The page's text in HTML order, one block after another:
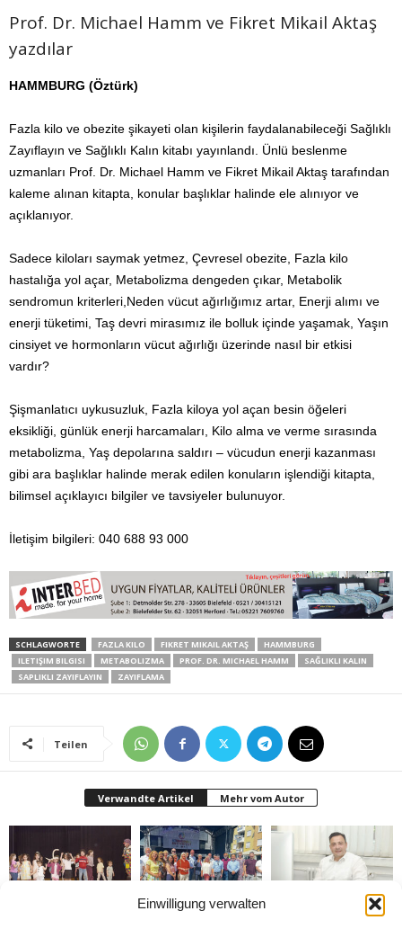
Einwilligung verwalten
Prof. Dr. Michael Hamm ve Fikret Mikail Aktaş
yazdılar
HAMMBURG (Öztürk)
Fazla kilo ve obezite şikayeti olan kişilerin faydalanabileceği Sağlıklı
Zayıflayın ve Sağlıklı Kalın kitabı yayınlandı. Ünlü beslenme
uzmanları Prof. Dr. Michael Hamm ve Fikret Mikail Aktaş tarafından
kaleme alınan kitapta, konular başlıklar halinde ele alınıyor ve
açıklanıyor.
Sadece kiloları saymak yetmez, Çevresel obezite, Fazla kilo
hastalığa yol açar, Metabolizma dengeden çıkar, Metabolik
sendromun kriterleri,Neden vücut ağırlığımız artar, Enerji alımı ve
enerji tüketimi, Taş devri mirasımız ile bolluk içinde yaşamak, Yaşın
cinsiyet ve hormonların vücut ağırlığı üzerinde nasıl bir etkisi
vardır?
Şişmanlatıcı uykusuzluk, Fazla kiloya yol açan besin öğeleri
eksikliği, günlük enerji harcamaları, Kilo alma ve verme sırasında
metabolizma, Yaş depolarına saldırı – vücudun enerji kazanması
gibi ara başlıklar halinde merak edilen konuların işlendiği kitapta,
bilimsel açıklayıcı bilgiler ve tavsiyeler bulunuyor.
İletişim bilgileri: 040 688 93 000
SCHLAGWORTE FAZLA KILO FIKRET MIKAIL AKTAŞ
HAMMBURG
ILETIŞIM BILGISI
METABOLIZMA PROF. DR. MICHAEL HAMM
SAĞLIKLI KALIN
SAPLIKLI ZAYIFLAYIN
ZAYIFLAMA
Teilen
Verwandte Artikel Mehr vom Autor